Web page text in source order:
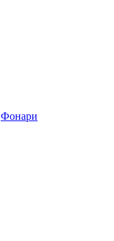
Фонари